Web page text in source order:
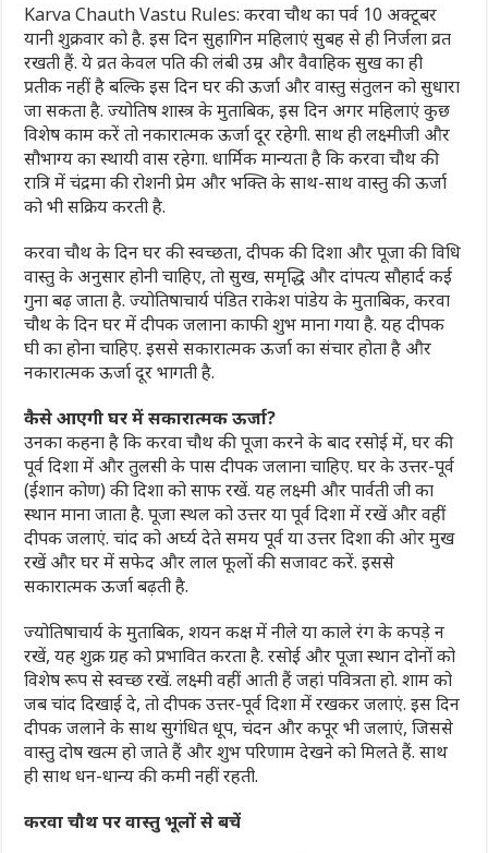
Karva Chauth Vastu Rules: करवा चौथ का पर्व 10 अक्टूबर
यानी शुक्रवार को है. इस दिन सुहागिन महिलाएं सुबह से ही निर्जला व्रत
रखती हैं. ये व्रत केवल पति की लंबी उम्र और वैवाहिक सुख का ही
प्रतीक नहीं है बल्कि इस दिन घर की ऊर्जा और वास्तु संतुलन को सुधारा
जा सकता है. ज्योतिष शास्त्र के मुताबिक, इस दिन अगर महिलाएं कुछ
विशेष काम करें तो नकारात्मक ऊर्जा दूर रहेगी. साथ ही लक्ष्मीजी और
सौभाग्य का स्थायी वास रहेगा. धार्मिक मान्यता है कि करवा चौथ की
रात्रि में चंद्रमा की रोशनी प्रेम और भक्ति के साथ-साथ वास्तु की ऊर्जा
को भी सक्रिय करती है.
करवा चौथ के दिन घर की स्वच्छता, दीपक की दिशा और पूजा की विधि
वास्तु के अनुसार होनी चाहिए, तो सुख, समृद्धि और दांपत्य सौहार्द कई
गुना बढ़ जाता है. ज्योतिषाचार्य पंडित राकेश पांडेय के मुताबिक, करवा
चौथ के दिन घर में दीपक जलाना काफी शुभ माना गया है. यह दीपक
घी का होना चाहिए. इससे सकारात्मक ऊर्जा का संचार होता है और
नकारात्मक ऊर्जा दूर भागती है.
कैसे आएगी घर में सकारात्मक ऊर्जा?
उनका कहना है कि करवा चौथ की पूजा करने के बाद रसोई में, घर की
पूर्व दिशा में और तुलसी के पास दीपक जलाना चाहिए. घर के उत्तर-पूर्व
(ईशान कोण) की दिशा को साफ रखें. यह लक्ष्मी और पार्वती जी का
स्थान माना जाता है. पूजा स्थल को उत्तर या पूर्व दिशा में रखें और वहीं
दीपक जलाएं. चांद को अर्घ्य देते समय पूर्व या उत्तर दिशा की ओर मुख
रखें और घर में सफेद और लाल फूलों की सजावट करें. इससे
सकारात्मक ऊर्जा बढ़ती है.
ज्योतिषाचार्य के मुताबिक, शयन कक्ष में नीले या काले रंग के कपड़े न
रखें, यह शुक्र ग्रह को प्रभावित करता है. रसोई और पूजा स्थान दोनों को
विशेष रूप से स्वच्छ रखें. लक्ष्मी वहीं आती हैं जहां पवित्रता हो. शाम को
जब चांद दिखाई दे, तो दीपक उत्तर-पूर्व दिशा में रखकर जलाएं. इस दिन
दीपक जलाने के साथ सुगंधित धूप, चंदन और कपूर भी जलाएं, जिससे
वास्तु दोष खत्म हो जाते हैं और शुभ परिणाम देखने को मिलते हैं. साथ
ही साथ धन-धान्य की कमी नहीं रहती.
करवा चौथ पर वास्तु भूलों से बचें